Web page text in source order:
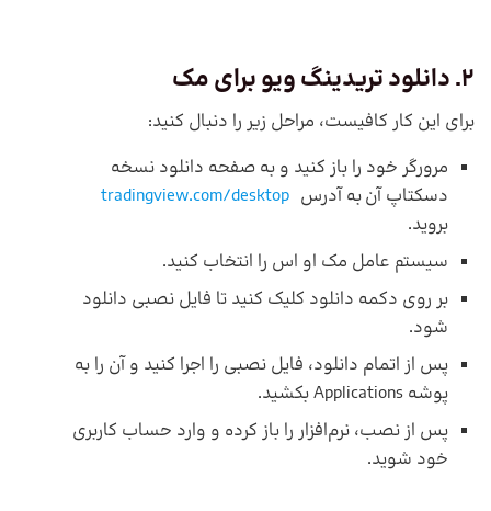
2. دانلود تریدینگ ویوبرای مک
برای این کار کافیست، مراحل زیر را دنبال کنید:
مرورگر خود را باز کنید و به صفحه دانلود نسخه
دسکتاپ آن به آدرس tradingview.com/desktop
بروید.
سیستم عامل مک او اس را انتخاب کنید.
بر روی دکمه دانلود کلیک کنید تا فایل نصبی دانلود
شود.
پس از اتمام دانلود، فایل نصبی را اجرا کنید و آن را به
پوشه Applications بکشید.
پس از نصب، نرم‌افزار را باز کرده و وارد حساب کاربری
خود شوید.